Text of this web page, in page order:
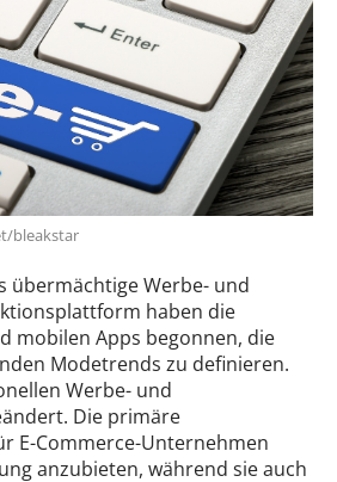
bleakstar
übermächtige Werbe- und
haben die
mobilen Apps begonnen, die
Modetrends zu definieren.
Werbe- und
Die primäre
E-Commerce-Unternehmen
anzubieten, während sie auch